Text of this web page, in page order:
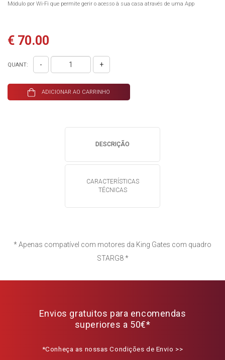
Módulo por Wi-Fi que permite gerir o acesso à sua casa através de uma App
€ 70.00
QUANT: - +
ADICIONAR AO CARRINHO
DESCRIÇÃO
CARACTERÍSTICAS
TÉCNICAS
* Apenas compatível com motores da King Gates com quadro
STARG8 *
Envios gratuitos para encomendas
superiores a 50€*
*Conheça as nossas Condições de Envio >>